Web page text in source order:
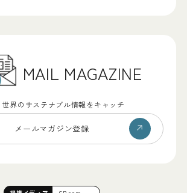
MAIL MAGAZINE
世界のサステナブル情報をキャッチ
メールマガジン登録